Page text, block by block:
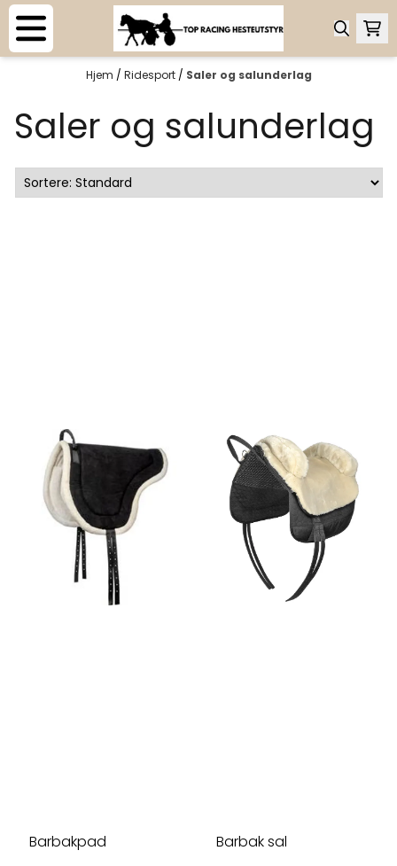
Hopp til innhold
Hjem / Ridesport / Saler og salunderlag
Saler og salunderlag
Barbakpad Barbak sal